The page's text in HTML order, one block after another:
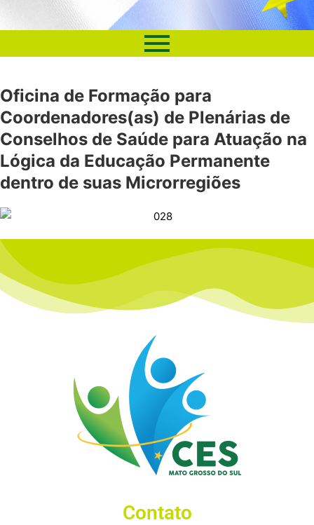
Oficina de Formação para
Coordenadores(as) de Plenárias de
Conselhos de Saúde para Atuação na
Lógica da Educação Permanente
dentro de suas Microrregiões
Contato